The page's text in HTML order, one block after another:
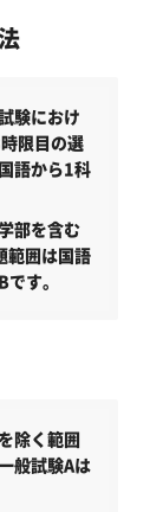
験におけ
限目の選
語から1科
部を含む
範囲は国語
す。
除く範囲
般試験Aは